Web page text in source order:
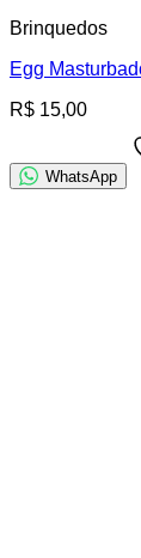
Brinquedos
Egg
R$ 15,00
WhatsApp